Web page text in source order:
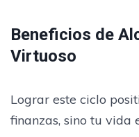
Beneficios de
Virtuoso
Lograr este ciclo
finanzas, sino tu vida